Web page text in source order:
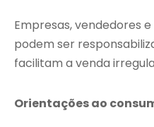
Empresas, vendedores
podem ser
facilitam a venda
Orientações ao